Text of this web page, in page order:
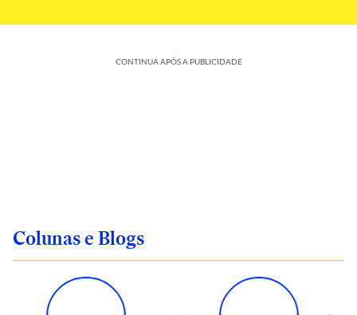
CONTINUA APÓS A PUBLICIDADE
Colunas e Blogs